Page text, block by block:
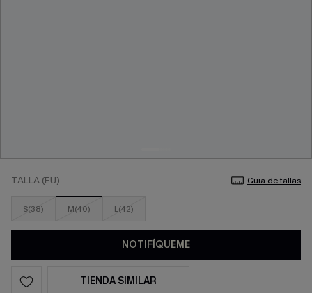
TALLA (EU) Guía de tallas
S(38) M(40) L(42)
NOTIFÍQUEME
TIENDA SIMILAR